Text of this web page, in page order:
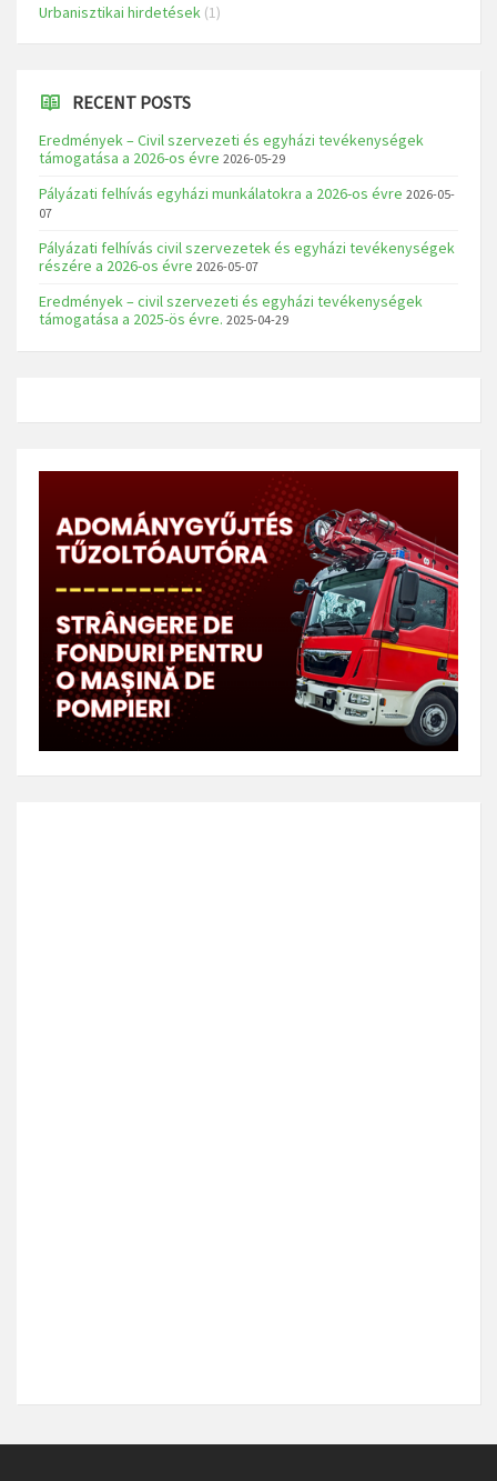
Urbanisztikai hirdetések (1)
RECENT POSTS
Eredmények – Civil szervezeti és egyházi tevékenységek
támogatása a 2026-os évre 2026-05-29
Pályázati felhívás egyházi munkálatokra a 2026-os évre 2026-05-
07
Pályázati felhívás civil szervezetek és egyházi tevékenységek
részére a 2026-os évre 2026-05-07
Eredmények – civil szervezeti és egyházi tevékenységek
támogatása a 2025-ös évre. 2025-04-29